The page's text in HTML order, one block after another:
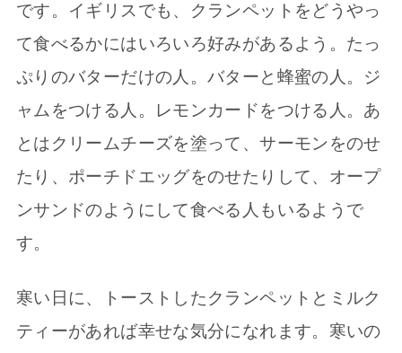
です。イギリスでも、クランペットをどうやっ
て食べるかにはいろいろ好みがあるよう。たっ
ぷりのバターだけの人。バターと蜂蜜の人。ジ
ャムをつける人。レモンカードをつける人。あ
とはクリームチーズを塗って、サーモンをのせ
たり、ポーチドエッグをのせたりして、オープ
ンサンドのようにして食べる人もいるようで
す。
寒い日に、トーストしたクランペットとミルク
ティーがあれば幸せな気分になれます。寒いの